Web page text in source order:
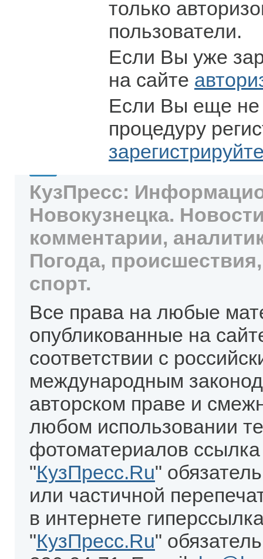
только
пользователи.
Если Вы уже
на сайте
Если Вы еще не
процедуру
КузПресс:
Новокузнецка.
комментарии,
Погода,
спорт.
Все права на любые
опубликованные на
соответствии с
международным
авторском праве и
любом использовании
фотоматериалов
"КузПресс.Ru"
или частичной
в интернете
"КузПресс.Ru"